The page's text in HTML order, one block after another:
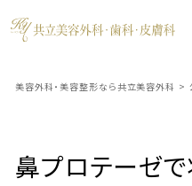
美容外科・美容整形なら共立美容外科 >
鼻プロテーゼ